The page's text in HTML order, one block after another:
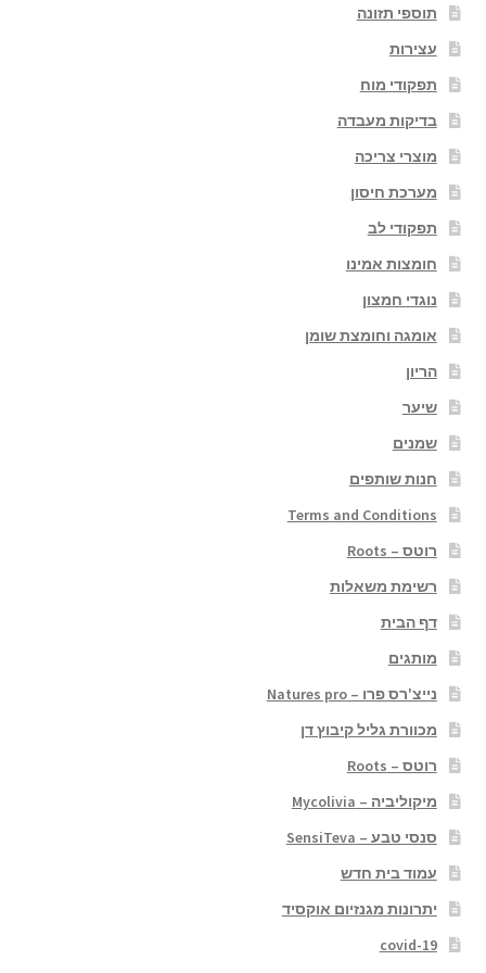
תוספי תזונה
עצירות
תפקודי מוח
בדיקות מעבדה
מוצרי צריכה
מערכת חיסון
תפקודי לב
חומצות אמינו
נוגדי חמצון
אומגה וחומצת שומן
הריון
שיער
שמנים
חנות שותפים
Terms and Conditions
רוטס – Roots
רשימת משאלות
דף הבית
מותגים
נייצ'רס פרו – Natures pro
מכוורת גליל קיבוץ דן
רוטס – Roots
מיקוליביה – Mycolivia
סנסי טבע – SensiTeva
עמוד בית חדש
יתרונות מגנזיום אוקסיד
covid-19